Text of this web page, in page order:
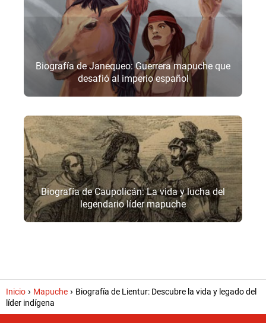
Biografía de Janequeo: Guerrera mapuche que
desafió al imperio español
Biografía de Caupolicán: La vida y lucha del
legendario líder mapuche
Inicio Mapuche
Biografía de Lientur: Descubre la vida y legado del
líder indígena